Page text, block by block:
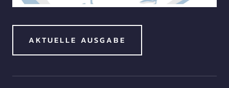
AKTUELLE AUSGABE